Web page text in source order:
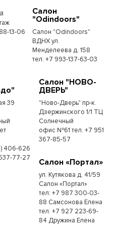
13-06
Салон
"Odindoors"
Салон "Odindoors"
ВДНХ ул.
Менделеева д. 158
тел: +7 993-137-63-03
39
406-626
77-27
Салон "НОВО-
ДВЕРЬ"
"Ново-Дверь" пр-к.
Дзержинского 1/1 ТЦ
Солнечный
офис №61 тел. +7 951
367-85-57
Салон «Портал»
ул. Кутякова д. 41/59
Салон «Портал»
тел: +7 987 300-03-
88 Самсонова Елена
тел: +7 927 223-69-
84 Дружина Елена